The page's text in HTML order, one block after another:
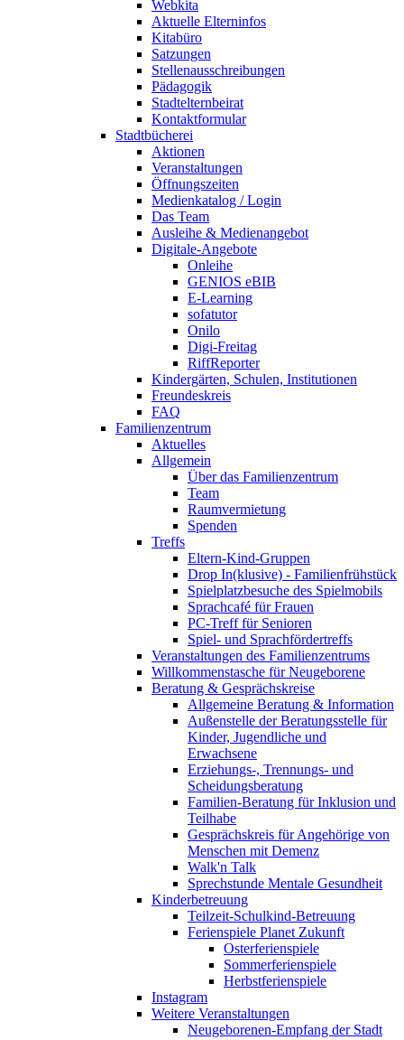
Webkita
Aktuelle Elterninfos
Kitabüro
Satzungen
Stellenausschreibungen
Pädagogik
Stadtelternbeirat
Kontaktformular
Stadtbücherei
Aktionen
Veranstaltungen
Öffnungszeiten
Medienkatalog / Login
Das Team
Ausleihe & Medienangebot
Digitale-Angebote
Onleihe
GENIOS eBIB
E-Learning
sofatutor
Onilo
Digi-Freitag
RiffReporter
Kindergärten, Schulen, Institutionen
Freundeskreis
FAQ
Familienzentrum
Aktuelles
Allgemein
Über das Familienzentrum
Team
Raumvermietung
Spenden
Treffs
Eltern-Kind-Gruppen
Drop In(klusive) - Familienfrühstück
Spielplatzbesuche des Spielmobils
Sprachcafé für Frauen
PC-Treff für Senioren
Spiel- und Sprachfördertreffs
Veranstaltungen des Familienzentrums
Willkommenstasche für Neugeborene
Beratung & Gesprächskreise
Allgemeine Beratung & Information
Außenstelle der Beratungsstelle für
Kinder, Jugendliche und
Erwachsene
Erziehungs-, Trennungs- und
Scheidungsberatung
Familien-Beratung für Inklusion und
Teilhabe
Gesprächskreis für Angehörige von
Menschen mit Demenz
Walk'n Talk
Sprechstunde Mentale Gesundheit
Kinderbetreuung
Teilzeit-Schulkind-Betreuung
Ferienspiele Planet Zukunft
Osterferienspiele
Sommerferienspiele
Herbstferienspiele
Instagram
Weitere Veranstaltungen
Neugeborenen-Empfang der Stadt